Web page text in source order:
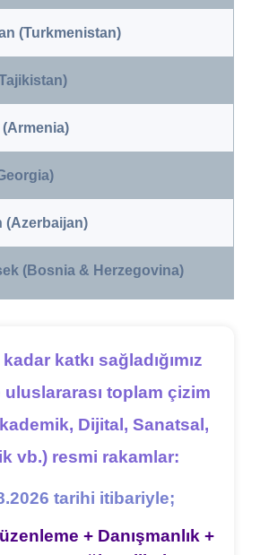
(Turkmenistan)
(Azerbaijan)
(Bosnia & Herzegovina)
katkı sağladığımız
toplam çizim
Dijital, Sanatsal,
vb.) resmi rakamlar:
tarihi itibariyle;
+ Danışmanlık +